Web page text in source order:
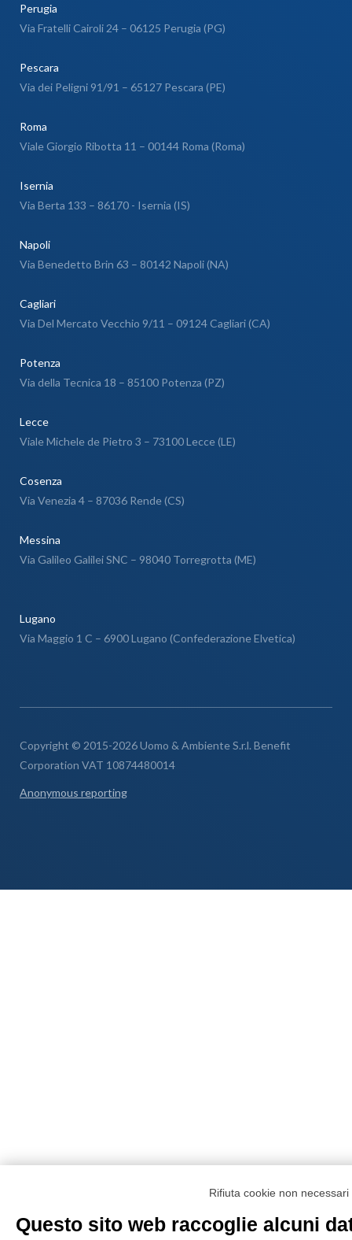
Perugia
Via Fratelli Cairoli 24 – 06125 Perugia (PG)
Pescara
Via dei Peligni 91/91 – 65127 Pescara (PE)
Roma
Viale Giorgio Ribotta 11 – 00144 Roma (Roma)
Isernia
Via Berta 133 – 86170 - Isernia (IS)
Napoli
Via Benedetto Brin 63 – 80142 Napoli (NA)
Cagliari
Via Del Mercato Vecchio 9/11 – 09124 Cagliari (CA)
Potenza
Via della Tecnica 18 – 85100 Potenza (PZ)
Lecce
Viale Michele de Pietro 3 – 73100 Lecce (LE)
Cosenza
Via Venezia 4 – 87036 Rende (CS)
Messina
Via Galileo Galilei SNC – 98040 Torregrotta (ME)
Lugano
Via Maggio 1 C – 6900 Lugano (Confederazione Elvetica)
Copyright © 2015-2026 Uomo & Ambiente S.r.l. Benefit
Corporation VAT 10874480014
Anonymous reporting
Rifiuta cookie non
Questo sito web raccoglie alcuni